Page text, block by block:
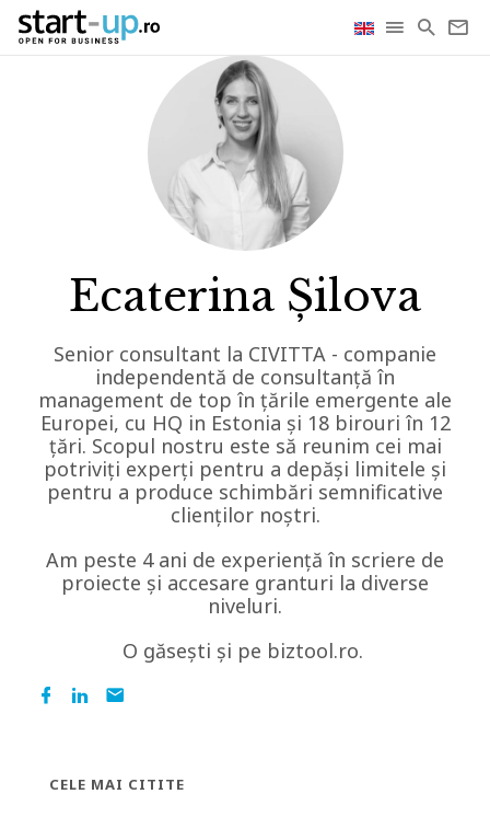
Ecaterina Șilova
Senior consultant la CIVITTA - companie
independentă de consultanță în
management de top în țările emergente ale
Europei, cu HQ in Estonia și 18 birouri în 12
țări. Scopul nostru este să reunim cei mai
potriviți experți pentru a depăși limitele și
pentru a produce schimbări semnificative
clienților noștri.
Am peste 4 ani de experiență în scriere de
proiecte și accesare granturi la diverse
niveluri.
O găsești și pe biztool.ro.
CELE MAI CITITE